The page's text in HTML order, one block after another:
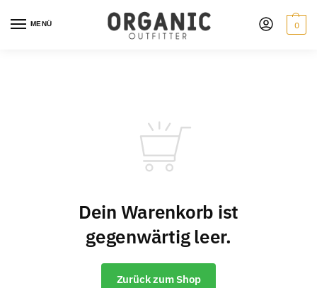
MENÜ 0
Dein Warenkorb ist
gegenwärtig leer.
Zurück zum Shop